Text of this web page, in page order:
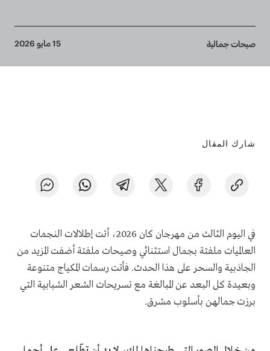
Breadcrumb
صيحات جمالية 15 مايو 2026
شارك المقال
في اليوم الثالث من مهرجان كان 2026، أتت إطلالات النجمات
العالميات ملفتة بجمال استثنائي وصيحات ملفتة أضفت المزيد من
الجاذبية والسحر على هذا الحدث. فأتت رسمات المكياج متنوعة
وبعيدة كل البعد عن المبالغة مع تسريحات الشعر الشبابية التي
برزت جمالهن بأسلوب مشرق.